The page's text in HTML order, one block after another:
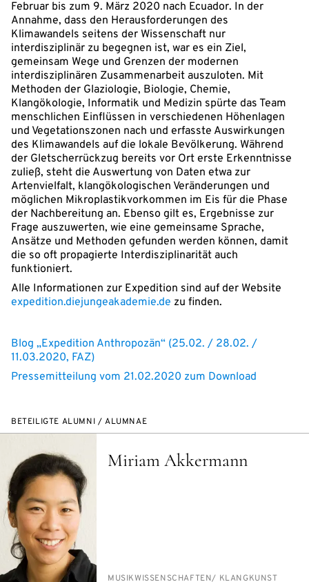
Februar bis zum 9. März 2020 nach Ecuador. In der
Annahme, dass den Herausforderungen des
Klimawandels seitens der Wissenschaft nur
interdisziplinär zu begegnen ist, war es ein Ziel,
gemeinsam Wege und Grenzen der modernen
interdisziplinären Zusammenarbeit auszuloten. Mit
Methoden der Glaziologie, Biologie, Chemie,
Klangökologie, Informatik und Medizin spürte das Team
menschlichen Einflüssen in verschiedenen Höhenlagen
und Vegetationszonen nach und erfasste Auswirkungen
des Klimawandels auf die lokale Bevölkerung. Während
der Gletscherrückzug bereits vor Ort erste Erkenntnisse
zuließ, steht die Auswertung von Daten etwa zur
Artenvielfalt, klangökologischen Veränderungen und
möglichen Mikroplastikvorkommen im Eis für die Phase
der Nachbereitung an. Ebenso gilt es, Ergebnisse zur
Frage auszuwerten, wie eine gemeinsame Sprache,
Ansätze und Methoden gefunden werden können, damit
die so oft propagierte Interdisziplinarität auch
funktioniert.
Alle Informationen zur Expedition sind auf der Website
expedition.diejungeakademie.de zu finden.
Blog „Expedition Anthropozän“ (25.02. / 28.02. /
11.03.2020, FAZ)
Pressemitteilung vom 21.02.2020 zum Download
BETEILIGTE ALUMNI / ALUMNAE
Miriam Akkermann
PERSON_RESEARCH_SUBJECT
MU­SIK­WIS­SEN­SCHAF­TEN/​ KLANG­KUNST